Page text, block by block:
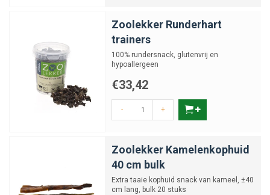
Zoolekker Runderhart
trainers
100% rundersnack, glutenvrij en
hypoallergeen
€33,42
- +
Zoolekker Kamelenkophuid
40 cm bulk
Extra taaie kophuid snack van kameel, ±40
cm lang, bulk 20 stuks